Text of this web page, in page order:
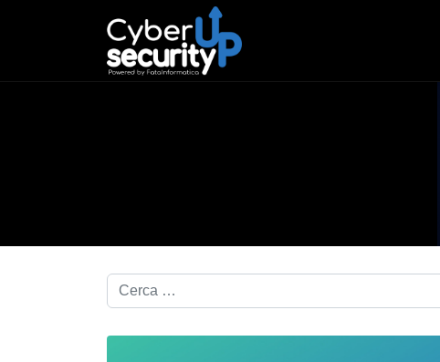
Cerca nel blog...